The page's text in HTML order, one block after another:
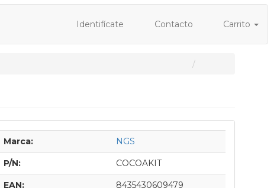
Identifícate Contacto Carrito
Marca: NGS
P/N: COCOAKIT
EAN: 8435430609479